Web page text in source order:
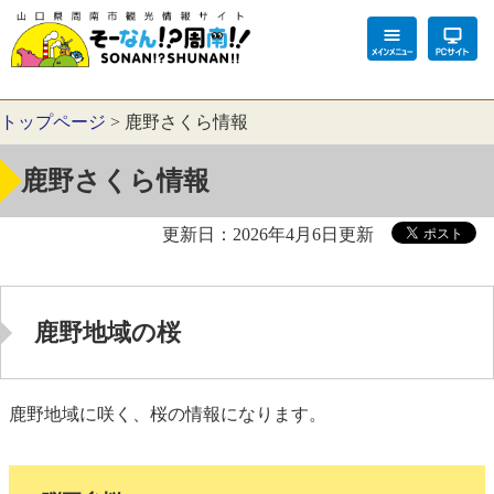
トップページ > 鹿野さくら情報
鹿野さくら情報
更新日：2026年4月6日更新
鹿野地域の桜
鹿野地域に咲く、桜の情報になります。